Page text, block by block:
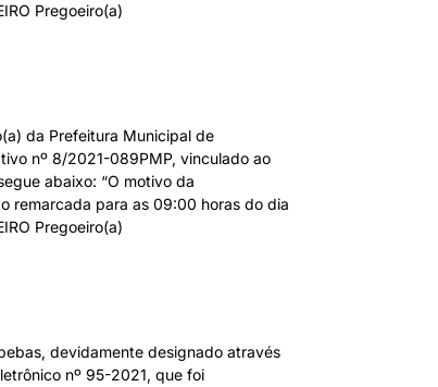
Pregoeiro(a)
da Prefeitura Municipal de
nº 8/2021-089PMP, vinculado ao
abaixo: “O motivo da
remarcada para as 09:00 horas do dia
Pregoeiro(a)
devidamente designado através
nº 95-2021, que foi